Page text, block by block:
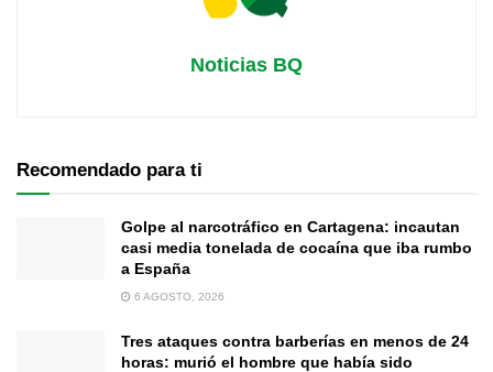
Noticias BQ
Recomendado para ti
Golpe al narcotráfico en Cartagena: incautan
casi media tonelada de cocaína que iba rumbo
a España
6 AGOSTO, 2026
Tres ataques contra barberías en menos de 24
horas: murió el hombre que había sido